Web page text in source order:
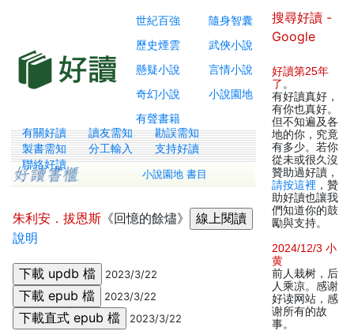
世紀百強
隨身智囊
歷史煙雲
武俠小說
懸疑小說
言情小說
奇幻小說
小說園地
有聲書籍
有關好讀 讀友需知
勘誤需知
製書需知
分工輸入
支持好讀
聯絡好讀
小說園地 書目
朱利安．拔恩斯 《回憶的餘燼》
說明
2023/3/22
2023/3/22
2023/3/22
搜尋好讀 -
Google
好讀第25年
了 。
有好讀真好，
有你也真好。
但不知遍及各
地的你，究竟
有多少。若你
從未或很久沒
贊助過好讀，
請按這裡 ，贊
助好讀也讓我
們知道你的鼓
勵與支持。
2024/12/3 小
黄
前人栽树，后
人乘凉。感谢
好读网站，感
谢所有的故
事。